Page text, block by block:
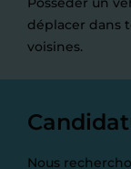
déplacer dans
voisines.
Nous